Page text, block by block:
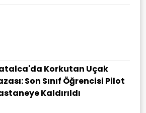
Korkutan Uçak
Son Sınıf Öğrencisi Pilot
Kaldırıldı